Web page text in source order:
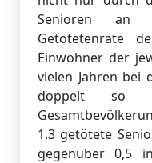
Senioren an
Getötetenrate
Einwohner der
vielen Jahren bei
doppelt so
1,3 getötete
gegenüber 0,5